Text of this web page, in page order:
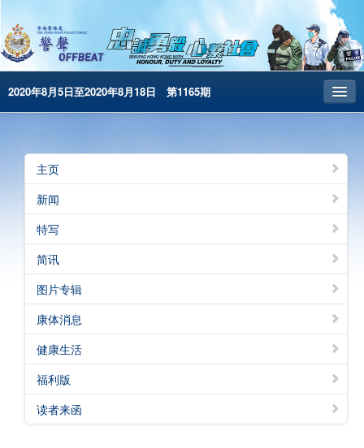
2020年8月5日至2020年8月18日 第1165期
昔日警声
警务处主页
繁体版
English
电子书版
主页
新闻
特写
简讯
图片专辑
康体消息
健康生活
福利版
读者来函